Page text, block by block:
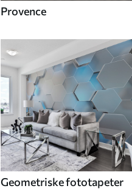
Provence
Geometriske fototapeter